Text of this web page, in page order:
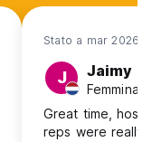
Stato a mar 2026
J Jaimy
Great time,
reps were really